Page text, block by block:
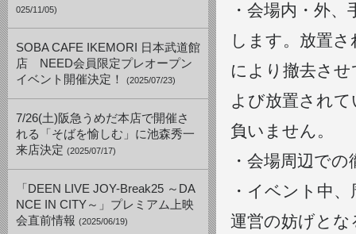
025/11/05)
SOBA CAFE IKEMORI 日本武道館
店 NEED会員限定プレオープン
イベント開催決定！
(2025/07/23)
7/26(土)阪急うめだ本店で開催さ
れる「そばを愉しむ」に池森秀一
来店決定 (2025/07/17)
「DEEN LIVE JOY-Break25 ～DA
NCE IN CITY～」プレミアム上映
会直前情報 (2025/06/19)
・会場内・外
します。放置
により撤去さ
よび放置され
負いません。
・会場周辺で
・イベント中
運営の妨げと